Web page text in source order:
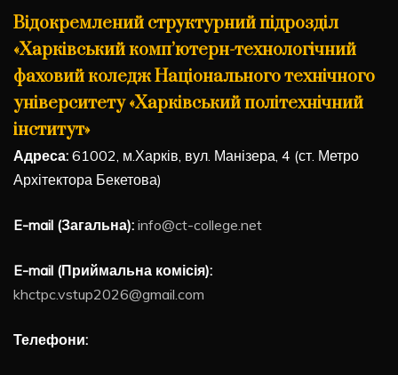
Відокремлений структурний підрозділ
«Харківський комп’ютерн-технологічний
фаховий коледж Національного технічного
університету «Харківський політехнічний
інститут»
Адреса: 61002, м.Харків, вул. Манізера, 4 (ст. Метро
Архітектора Бекетова)
E-mail (Загальна): info@ct-college.net
E-mail (Приймальна комісія):
khctpc.vstup2026@gmail.com
Телефони: